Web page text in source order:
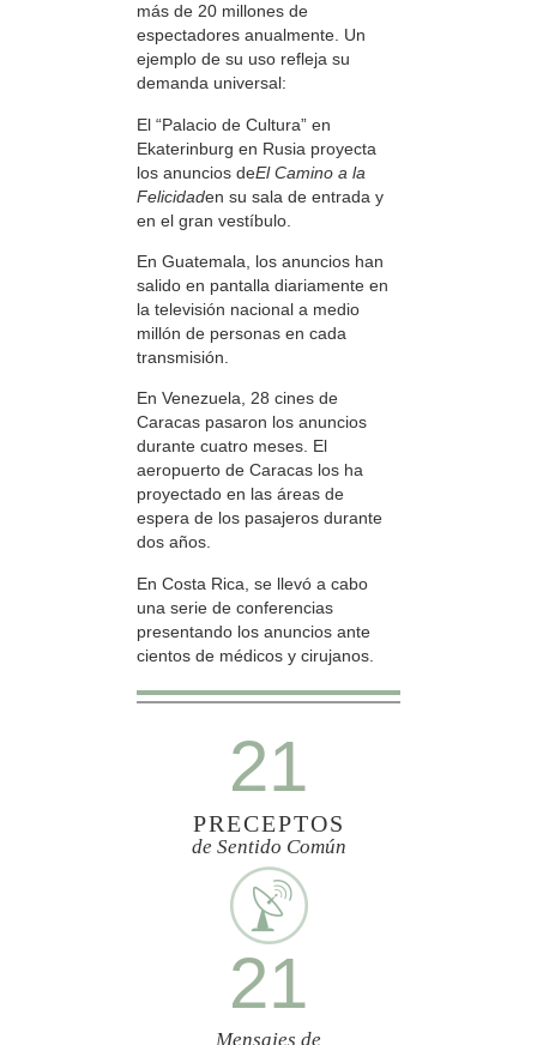
más de 20 millones de
espectadores anualmente. Un
ejemplo de su uso refleja su
demanda universal:
El “Palacio de Cultura” en
Ekaterinburg en Rusia proyecta
los anuncios deEl Camino a la
Felicidaden su sala de entrada y
en el gran vestíbulo.
En Guatemala, los anuncios han
salido en pantalla diariamente en
la televisión nacional a medio
millón de personas en cada
transmisión.
En Venezuela, 28 cines de
Caracas pasaron los anuncios
durante cuatro meses. El
aeropuerto de Caracas los ha
proyectado en las áreas de
espera de los pasajeros durante
dos años.
En Costa Rica, se llevó a cabo
una serie de conferencias
presentando los anuncios ante
cientos de médicos y cirujanos.
21
PRECEPTOS
de Sentido Común
21
Mensajes de